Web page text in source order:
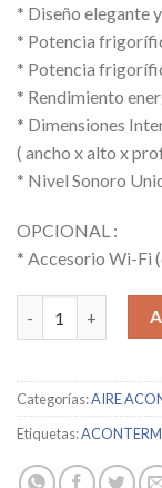
* Diseño elegante
* Potencia
* Potencia
* Rendimiento
* Dimensiones
( ancho x alto x
* Nivel Sonoro
OPCIONAL :
* Accesorio Wi-Fi
JOHNSON / K2-
Categorías:AIRE
Etiquetas: